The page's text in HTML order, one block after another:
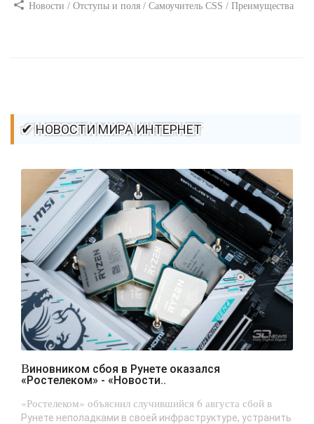
Новости / Отступы и поля / Самоучитель CSS / Преимущества
✔ НОВОСТИ МИРА ИНТЕРНЕТ
Виновником сбоя в Рунете оказался
«Ростелеком» - «Новости..
«Ростелеком» объяснил случившийся 6 августа сбой в
Рунете неполадками в своей инфраструктуре, устранить